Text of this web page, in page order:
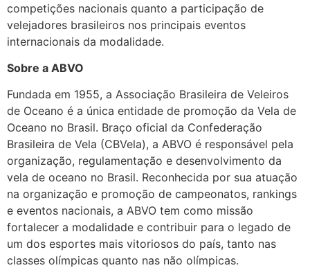
competições nacionais quanto a participação de
velejadores brasileiros nos principais eventos
internacionais da modalidade.
Sobre a ABVO
Fundada em 1955, a Associação Brasileira de Veleiros
de Oceano é a única entidade de promoção da Vela de
Oceano no Brasil. Braço oficial da Confederação
Brasileira de Vela (CBVela), a ABVO é responsável pela
organização, regulamentação e desenvolvimento da
vela de oceano no Brasil. Reconhecida por sua atuação
na organização e promoção de campeonatos, rankings
e eventos nacionais, a ABVO tem como missão
fortalecer a modalidade e contribuir para o legado de
um dos esportes mais vitoriosos do país, tanto nas
classes olímpicas quanto nas não olímpicas.